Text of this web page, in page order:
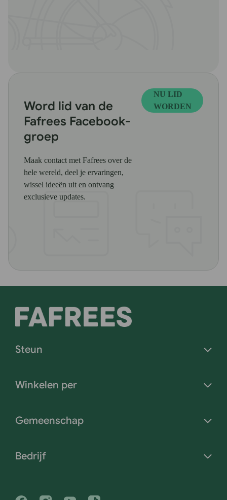
Word lid van de
Fafrees Facebook-
groep
Maak contact met Fafrees over de
hele wereld, deel je ervaringen,
wissel ideeën uit en ontvang
exclusieve updates.
NU LID
WORDEN
Steun
Winkelen per
Gemeenschap
Bedrijf